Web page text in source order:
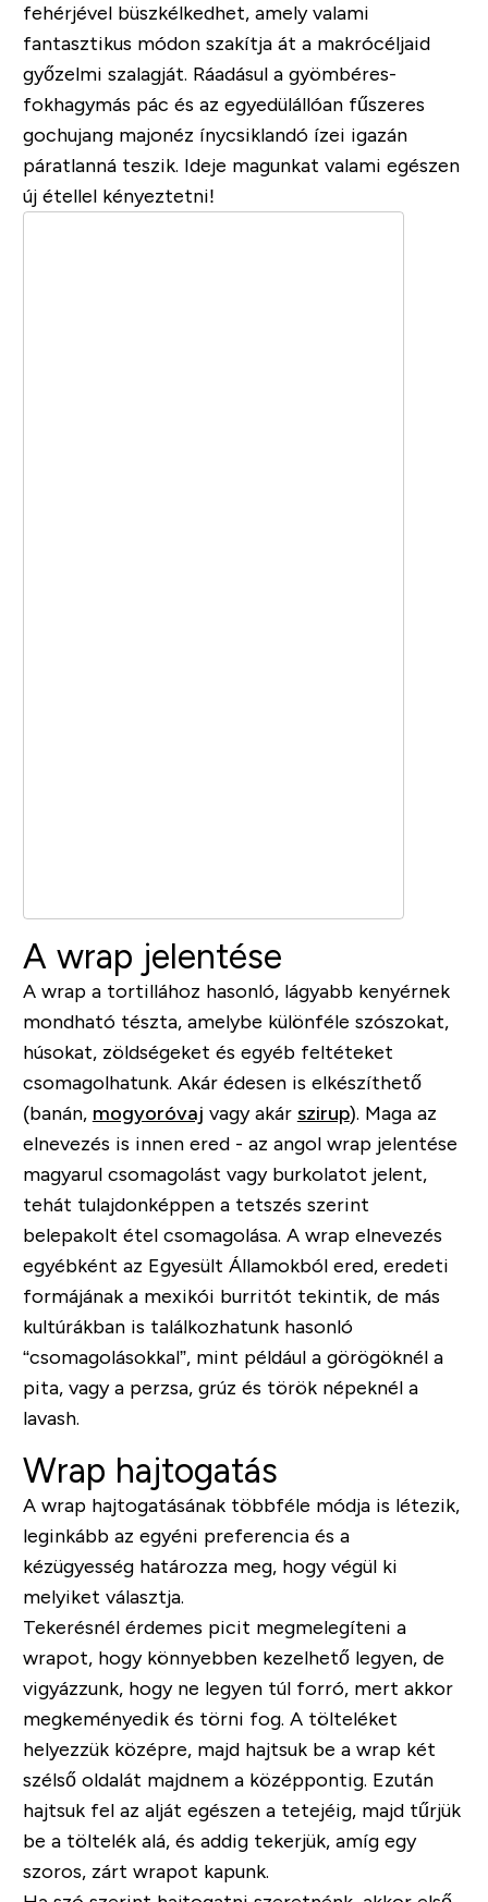
fehérjével büszkélkedhet, amely valami
fantasztikus módon szakítja át a makrócéljaid
győzelmi szalagját. Ráadásul a gyömbéres-
fokhagymás pác és az egyedülállóan fűszeres
gochujang majonéz ínycsiklandó ízei igazán
páratlanná teszik. Ideje magunkat valami egészen
új étellel kényeztetni!
A wrap jelentése
A wrap a tortillához hasonló, lágyabb kenyérnek
mondható tészta, amelybe különféle szószokat,
húsokat, zöldségeket és egyéb feltéteket
csomagolhatunk. Akár édesen is elkészíthető
(banán, mogyoróvaj vagy akár szirup). Maga az
elnevezés is innen ered - az angol wrap jelentése
magyarul csomagolást vagy burkolatot jelent,
tehát tulajdonképpen a tetszés szerint
belepakolt étel csomagolása. A wrap elnevezés
egyébként az Egyesült Államokból ered, eredeti
formájának a mexikói burritót tekintik, de más
kultúrákban is találkozhatunk hasonló
“csomagolásokkal”, mint például a görögöknél a
pita, vagy a perzsa, grúz és török népeknél a
lavash.
Wrap hajtogatás
A wrap hajtogatásának többféle módja is létezik,
leginkább az egyéni preferencia és a
kézügyesség határozza meg, hogy végül ki
melyiket választja.
Tekerésnél érdemes picit megmelegíteni a
wrapot, hogy könnyebben kezelhető legyen, de
vigyázzunk, hogy ne legyen túl forró, mert akkor
megkeményedik és törni fog. A tölteléket
helyezzük középre, majd hajtsuk be a wrap két
szélső oldalát majdnem a középpontig. Ezután
hajtsuk fel az alját egészen a tetejéig, majd tűrjük
be a töltelék alá, és addig tekerjük, amíg egy
szoros, zárt wrapot kapunk.